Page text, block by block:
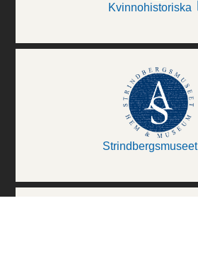
Kvinnohistoriska
Strindbergsmuseet